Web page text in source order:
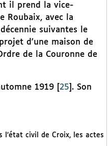
il prend la vice-
Roubaix, avec la
suivantes le
d’une maison de
de la Couronne de
1919[ 25 . Son
l’état civil de Croix, les actes